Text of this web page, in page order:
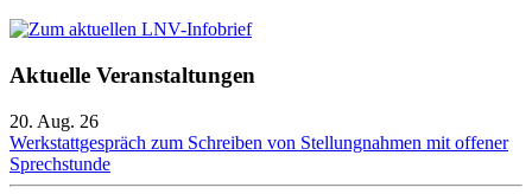
Aktuelle Veranstaltungen
20. Aug. 26
Werkstattgespräch zum Schreiben von Stellungnahmen mit offener
Sprechstunde